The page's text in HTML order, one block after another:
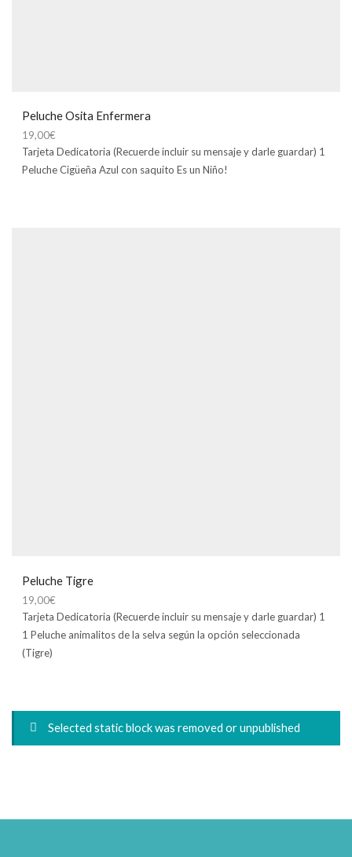
Peluche Osita Enfermera
19,00€
Tarjeta Dedicatoria (Recuerde incluir su mensaje y darle guardar) 1
Peluche Cigüeña Azul con saquito Es un Niño!
Peluche Tigre
19,00€
Tarjeta Dedicatoria (Recuerde incluir su mensaje y darle guardar) 1
1 Peluche animalitos de la selva según la opción seleccionada
(Tigre)
Selected static block was removed or unpublished